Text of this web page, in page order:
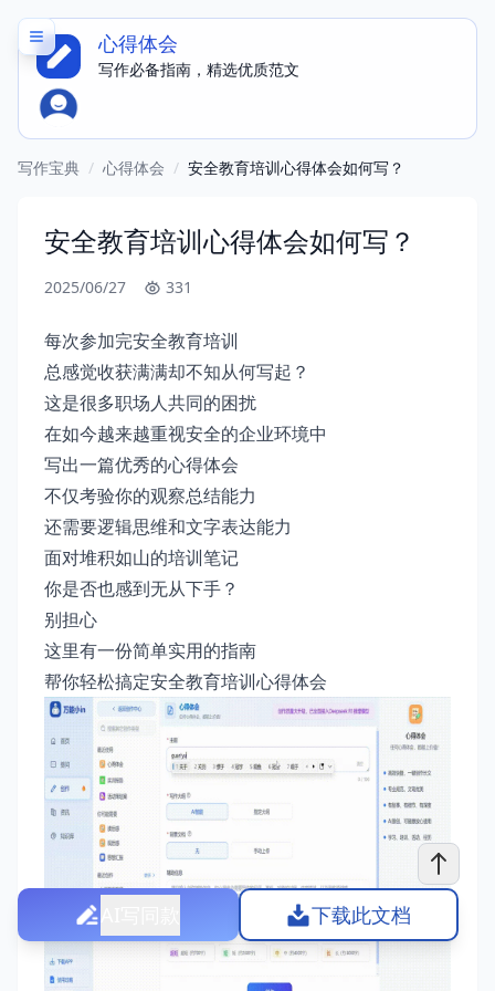
心得体会
写作必备指南，精选优质范文
写作宝典 / 心得体会 / 安全教育培训心得体会如何写？
安全教育培训心得体会如何写？
2025/06/27 331
每次参加完安全教育培训
总感觉收获满满却不知从何写起？
这是很多职场人共同的困扰
在如今越来越重视安全的企业环境中
写出一篇优秀的心得体会
不仅考验你的观察总结能力
还需要逻辑思维和文字表达能力
面对堆积如山的培训笔记
你是否也感到无从下手？
别担心
这里有一份简单实用的指南
帮你轻松搞定安全教育培训心得体会
下载此文档